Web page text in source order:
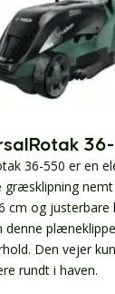
36-550 er en
græsklipning
cm og justerbare
denne
Den vejer
rundt i haven.